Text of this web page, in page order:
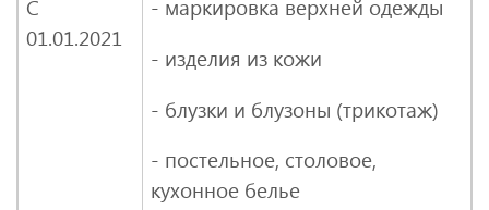
С
01.01.2021
- маркировка верхней одежды
- изделия из кожи
- блузки и блузоны (трикотаж)
- постельное, столовое,
кухонное белье